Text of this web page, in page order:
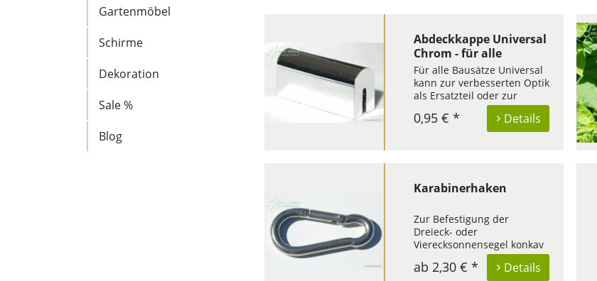
Gartenmöbel
Schirme
Dekoration
Sale %
Blog
Abdeckkappe Universal
Chrom - für alle
Universal Bausätze
Für alle Bausätze Universal
kann zur verbesserten Optik
als Ersatzteil oder zur
Ergänzung die Abdeckkappe
versehen mit einer
Chromschicht bestellt
ersetzt werden. Das...
Details
0,95 € *
Karabinerhaken
Zur Befestigung der
Dreieck- oder
Vierecksonnensegel konkav
dienen unsere speziellen
Karabinerhaken ausDetails
ab 2,30 € *